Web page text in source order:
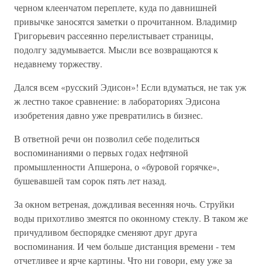
черном клеенчатом переплете, куда по давнишней
привычке заносятся заметки о прочитанном. Владимир
Григорьевич рассеянно перелистывает страницы,
подолгу задумывается. Мысли все возвращаются к
недавнему торжеству.
Дался всем «русский Эдисон»! Если вдуматься, не так уж
ж лестно такое сравнение: в лабораториях Эдисона
изобретения давно уже превратились в бизнес.
В ответной речи он позволил себе поделиться
воспоминаниями о первых годах нефтяной
промышленности Апшерона, о «буровой горячке»,
бушевавшей там сорок пять лет назад.
За окном ветреная, дождливая весенняя ночь. Струйки
воды прихотливо змеятся по оконному стеклу. В таком же
причудливом беспорядке сменяют друг друга
воспоминания. И чем больше дистанция времени - тем
отчетливее и ярче картины. Что ни говори, ему уже за